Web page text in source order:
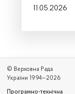
11.05.2026
© Верховна Рада
України 1994—2026
Програмно-технічна